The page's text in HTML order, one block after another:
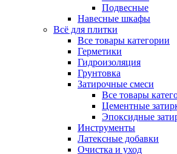
Подвесные
Навесные шкафы
Всё для плитки
Все товары категории
Герметики
Гидроизоляция
Грунтовка
Затирочные смеси
Все товары
Цементные
Эпоксидные
Инструменты
Латексные добавки
Очистка и уход